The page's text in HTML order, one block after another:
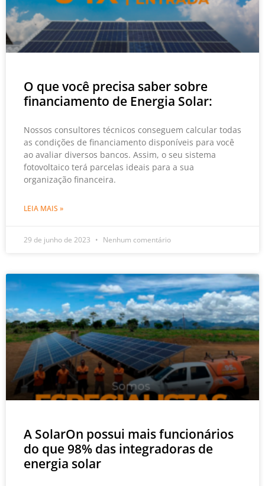
O que você precisa saber sobre
financiamento de Energia Solar:
Nossos consultores técnicos conseguem calcular todas
as condições de financiamento disponíveis para você
ao avaliar diversos bancos. Assim, o seu sistema
fotovoltaico terá parcelas ideais para a sua
organização financeira.
LEIA MAIS »
29 de junho de 2023 Nenhum comentário
A SolarOn possui mais funcionários
do que 98% das integradoras de
energia solar